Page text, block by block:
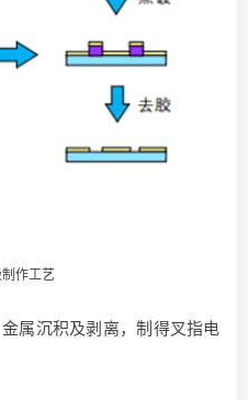
作工艺
属沉积及剥离，制得叉指电